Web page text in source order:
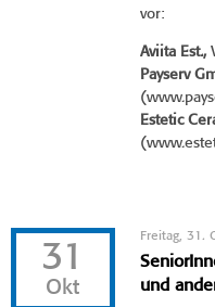
vor:
Aviita Est.,
Payserv
Estetic
31
Okt
Freitag, 31.
und